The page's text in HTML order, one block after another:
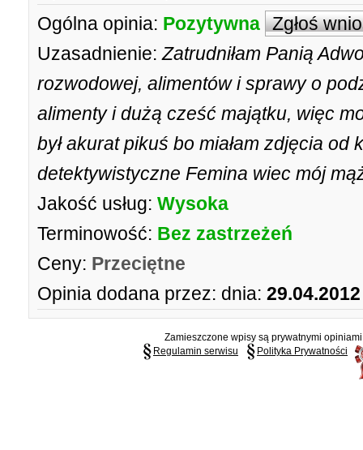
Ogólna opinia: Pozytywna Zgłoś
Uzasadnienie: Zatrudniłam Panią
rozwodowej, alimentów i sprawy o
alimenty i dużą cześć majątku, więc
był akurat pikuś bo miałam zdjęcia od
detektywistyczne Femina wiec mój
Jakość usług: Wysoka
Terminowość: Bez zastrzeżeń
Ceny: Przeciętne
Opinia dodana przez: dnia:
Zamieszczone wpisy są prywatnymi
Regulamin serwisu
Polityka Prywatności